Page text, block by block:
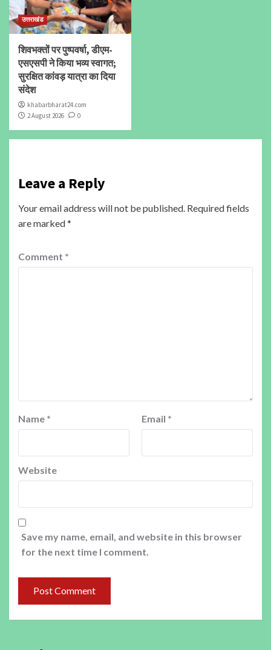
उत्तराखंड
शिवभक्तों पर पुष्पवर्षा, डीएम-
एसएसपी ने किया भव्य स्वागत;
सुरक्षित कांवड़ यात्रा का दिया
संदेश
khabarbharat24.com
2 August 2026
0
Leave a Reply
Your email address will not be published. Required fields
are marked*
Comment *
Name * Email *
Website
Save my name, email, and website in this browser
for the next time I comment.